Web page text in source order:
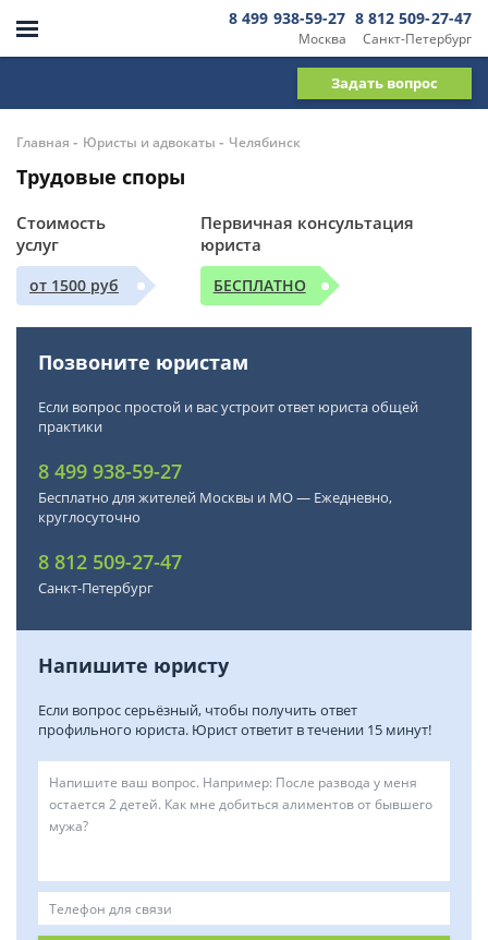
Москва
8 499 938-59-27
Санкт-Петербург
8 812 509-27-47
Задать вопрос
Главная - Юристы и адвокаты - Челябинск
Трудовые споры
Стоимость
услуг
от 1500 руб
Первичная консультация
юриста
БЕСПЛАТНО
Позвоните юристам
Если вопрос простой и вас устроит ответ юриста общей
практики
8 499 938-59-27
Бесплатно для жителей Москвы и МО — Ежедневно,
круглосуточно
8 812 509-27-47
Санкт-Петербург
Напишите юристу
Если вопрос серьёзный, чтобы получить ответ
профильного юриста. Юрист ответит в течении 15 минут!